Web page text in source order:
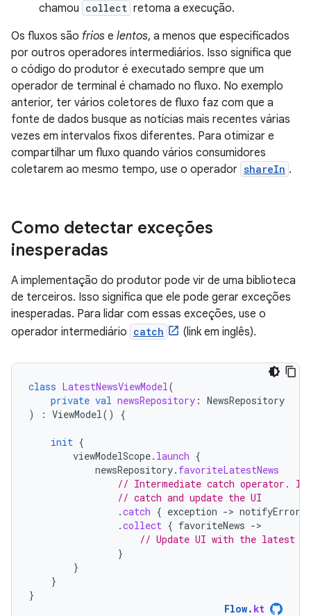
chamou collect retoma a execução.
Os fluxos são frios e lentos, a menos que especificados
por outros operadores intermediários. Isso significa que
o código do produtor é executado sempre que um
operador de terminal é chamado no fluxo. No exemplo
anterior, ter vários coletores de fluxo faz com que a
fonte de dados busque as notícias mais recentes várias
vezes em intervalos fixos diferentes. Para otimizar e
compartilhar um fluxo quando vários consumidores
coletarem ao mesmo tempo, use o operador shareIn .
Como detectar exceções
inesperadas
A implementação do produtor pode vir de uma biblioteca
de terceiros. Isso significa que ele pode gerar exceções
inesperadas. Para lidar com essas exceções, use o
operador intermediário catch (link em inglês).
class LatestNewsViewModel(
private val newsRepository : NewsRepository
)
: ViewModel() {
init {
viewModelScope. launch {
newsRepository. favoriteLatestNews
// Intermediate catch operator. If
// catch and update the UI
.catch { exception -> notifyError
.collect { favoriteNews -
// Update UI with the latest
}
}
}
}
Flow. kt